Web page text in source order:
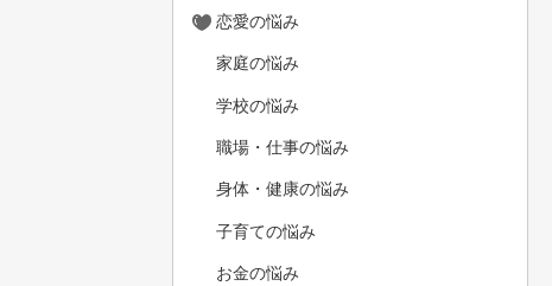
恋愛の悩み
家庭の悩み
学校の悩み
職場・仕事の悩み
身体・健康の悩み
子育ての悩み
お金の悩み